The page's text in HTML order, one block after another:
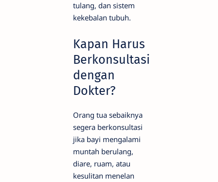
tulang, dan sistem
kekebalan tubuh.
Kapan Harus
Berkonsultasi
dengan
Dokter?
Orang tua sebaiknya
segera berkonsultasi
jika bayi mengalami
muntah berulang,
diare, ruam, atau
kesulitan menelan